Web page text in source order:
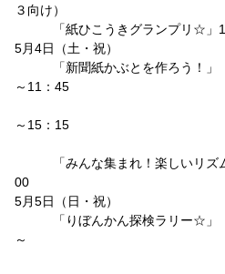
３向け）
「紙ひこうきグランプリ☆」
5月4日（土・祝）
「新聞紙かぶとを作ろう！」
～11：45
②14
～15：15
「みんな集まれ！楽しいリズム
00
5月5日（日・祝）
「りぼんかん探検ラリー☆」（
～
②13